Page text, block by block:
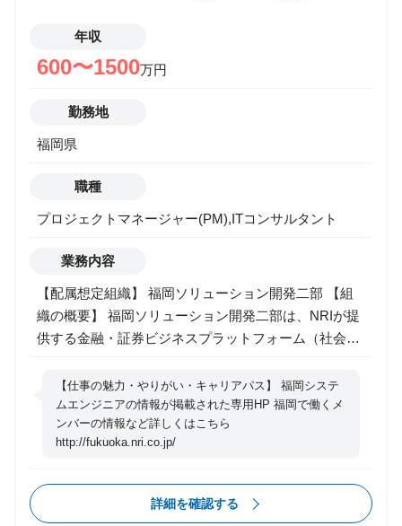
年収
600〜1500万円
勤務地
福岡県
職種
プロジェクトマネージャー(PM),ITコンサルタント
業務内容
【配属想定組織】 福岡ソリューション開発二部 【組
織の概要】 福岡ソリューション開発二部は、NRIが提
供する金融・証券ビジネスプラットフォーム（社会イ
ン・機能にこだわるフロント領域においては、数多く
の導入実績があります。 我々の組織はメンバーの自己
成長と共に、周囲からの支援が協力的な職場環境をつ
くっています。その環境の中、我々は顧客の期待に応
ェクトチームの調整を行いながら、プロジェクトを成
【仕事の魅力・やりがい・キャリアパス】 福岡システ
ムエンジニアの情報が掲載された専用HP 福岡で働くメ
ンバーの情報など詳しくはこちら
http://fukuoka.nri.co.jp/
詳細を確認する
ITエンジニア
事業推進
マーケティング
その他
転職タイプ
コンサルファームへの転職
第二新卒可
ポストコンサル
未経験からコンサル